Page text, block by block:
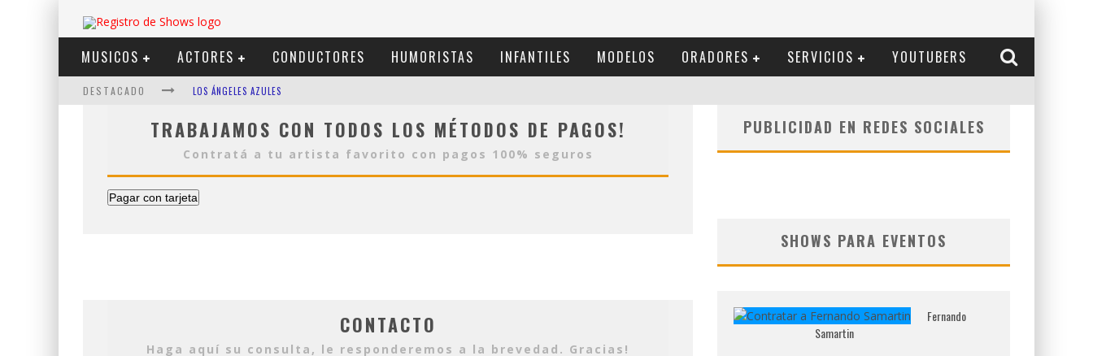
MUSICOS ACTORES CONDUCTORES HUMORISTAS INFANTILES MODELOS ORADORES SERVICIOS YOUTUBERS
DESTACADO LOS ÁNGELES AZULES
SHOWS VIA STREAMING
LIT KILLAH
NICKI NICOLE
DUKI
TRABAJAMOS CON TODOS LOS MÉTODOS DE PAGOS!
Contratá a tu artista favorito con pagos 100% seguros
Pagar con tarjeta
CONTACTO
Haga aquí su consulta, le responderemos a la brevedad. Gracias!
PUBLICIDAD EN REDES SOCIALES
SHOWS PARA EVENTOS
Fernando
Samartin